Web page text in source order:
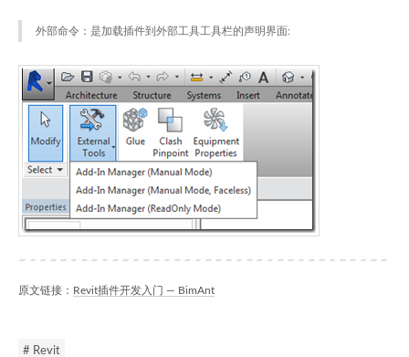
外部命令：是加载插件到外部工具工具栏的声明界面:
原文链接： Revit插件开发入门 — BimAnt
# Revit